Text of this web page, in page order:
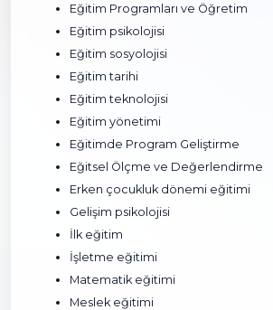
Eğitim Programları ve Öğretim
Eğitim psikolojisi
Eğitim sosyolojisi
Eğitim tarihi
Eğitim teknolojisi
Eğitim yönetimi
Eğitimde Program Geliştirme
Eğitsel Ölçme ve Değerlendirme
Erken çocukluk dönemi eğitimi
Gelişim psikolojisi
İlk eğitim
İşletme eğitimi
Matematik eğitimi
Meslek eğitimi